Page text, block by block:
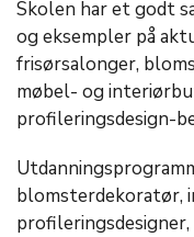
Skolen har et godt
og eksempler på
frisørsalonger,
møbel- og
profileringsdesign-
blomsterdekoratør,